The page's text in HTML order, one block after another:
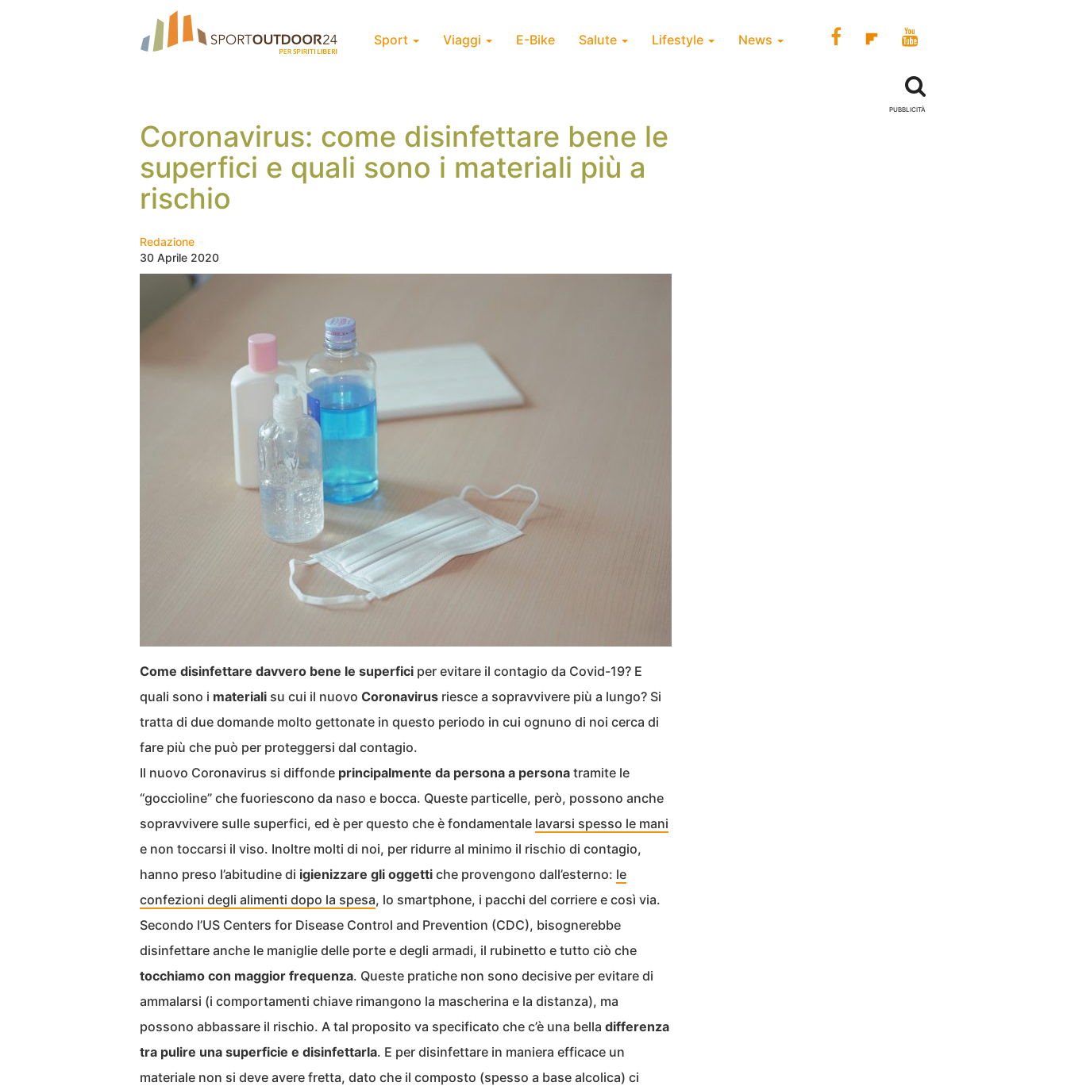
Sport Viaggi E-Bike Salute Lifestyle News
Coronavirus: come disinfettare bene le
superfici e quali sono i materiali più a
rischio
Redazione
30 Aprile 2020
Come disinfettare davvero bene le superfici per evitare il contagio da Covid-19? E
quali sono i materiali su cui il nuovo Coronavirus riesce a sopravvivere più a lungo? Si
tratta di due domande molto gettonate in questo periodo in cui ognuno di noi cerca di
fare più che può per proteggersi dal contagio.
Il nuovo Coronavirus si diffonde principalmente da persona a persona tramite le
“goccioline” che fuoriescono da naso e bocca. Queste particelle, però, possono anche
sopravvivere sulle superfici, ed è per questo che è fondamentale lavarsi spesso le mani
e non toccarsi il viso. Inoltre molti di noi, per ridurre al minimo il rischio di contagio,
hanno preso l’abitudine di igienizzare gli oggetti che provengono dall’esterno: le
confezioni degli alimenti dopo la spesa, lo smartphone, i pacchi del corriere e così via.
Secondo l’US Centers for Disease Control and Prevention (CDC), bisognerebbe
disinfettare anche le maniglie delle porte e degli armadi, il rubinetto e tutto ciò che
tocchiamo con maggior frequenza. Queste pratiche non sono decisive per evitare di
ammalarsi (i comportamenti chiave rimangono la mascherina e la distanza), ma
possono abbassare il rischio. A tal proposito va specificato che c’è una bella differenza
tra pulire una superficie e disinfettarla. E per disinfettare in maniera efficace un
materiale non si deve avere fretta, dato che il composto (spesso a base alcolica) ci
PUBBLICITÀ